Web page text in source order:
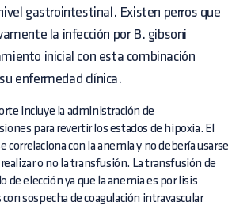
gastrointestinal. Existen perros que
la infección por B. gibsoni
inicial con esta combinación
enfermedad clínica.
incluye la administración de
para revertir los estados de hipoxia. El
correlaciona con la anemia y no debería usarse
o no la transfusión. La transfusión de
de elección ya que la anemia es por lisis
sospecha de coagulación intravascular